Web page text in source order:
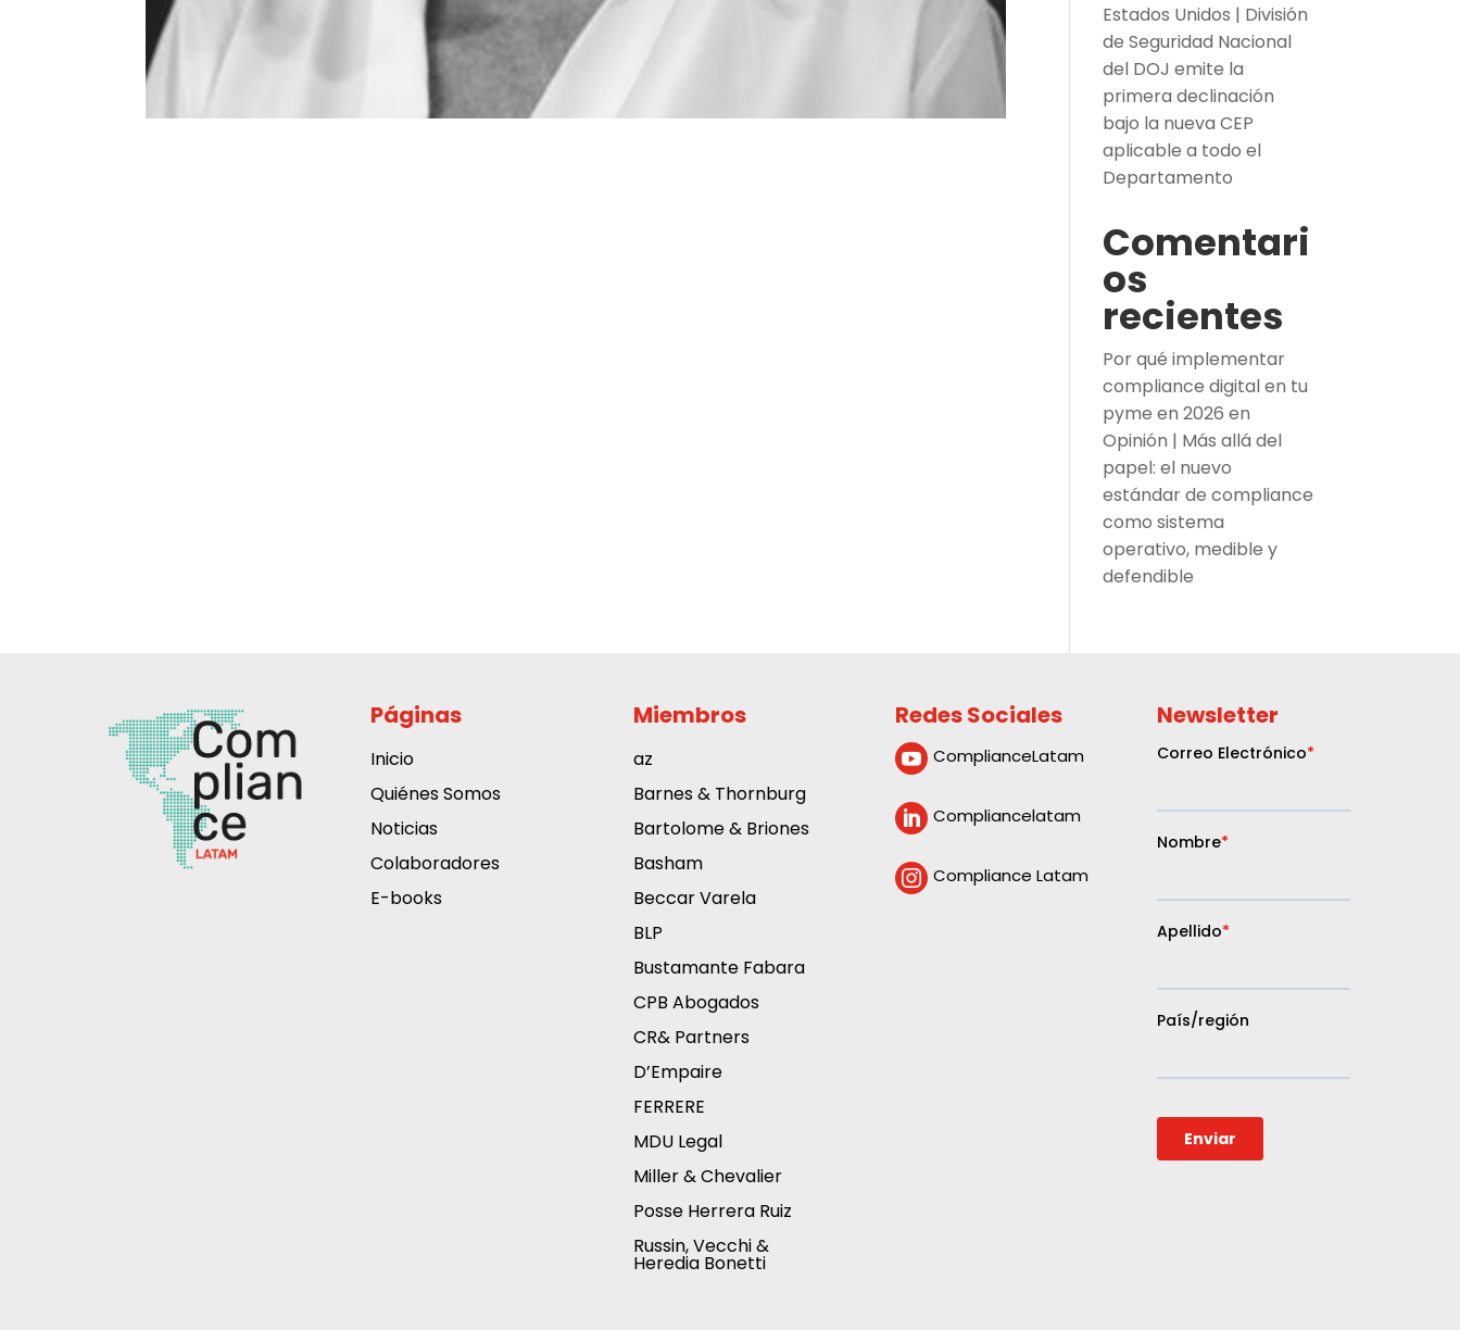
Estados Unidos | División
de Seguridad Nacional
del DOJ emite la
primera declinación
bajo la nueva CEP
aplicable a todo el
Departamento
Comentari
os
recientes
Por qué implementar
compliance digital en tu
pyme en 2026 en
Opinión | Más allá del
papel: el nuevo
estándar de compliance
como sistema
operativo, medible y
defendible
Páginas
Inicio
Quiénes Somos
Noticias
Colaboradores
E-books
Miembros
az
Barnes & Thornburg
Bartolome & Briones
Basham
Beccar Varela
BLP
Bustamante Fabara
CPB Abogados
CR& Partners
D’Empaire
FERRERE
MDU Legal
Miller & Chevalier
Posse Herrera Ruiz
Russin, Vecchi &
Heredia Bonetti
Redes Sociales
 ComplianceLatam
 Compliancelatam
 Compliance Latam
Newsletter